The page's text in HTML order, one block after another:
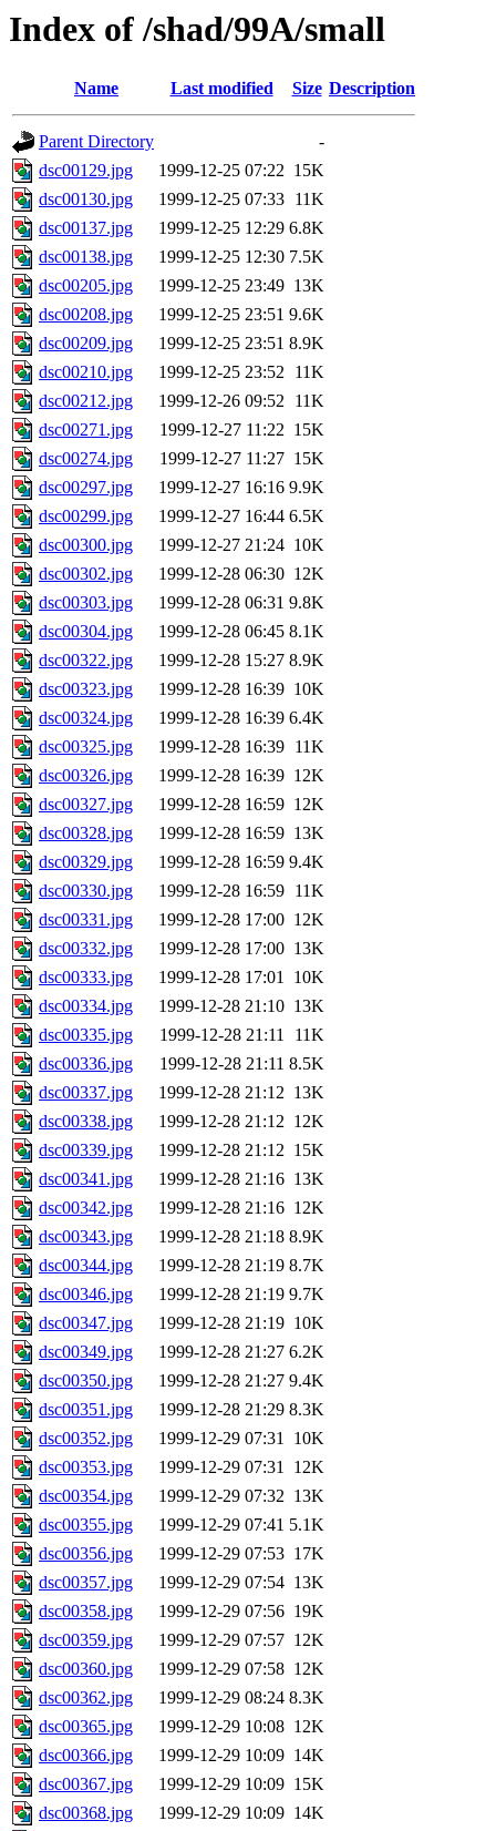
Index of /shad/99A/small
Name Last modified Size Description
Parent Directory
-
dsc00129.jpg
1999-12-25 07:22 15K
dsc00130.jpg
1999-12-25 07:33 11K
dsc00137.jpg
1999-12-25 12:29 6.8K
dsc00138.jpg
1999-12-25 12:30 7.5K
dsc00205.jpg
1999-12-25 23:49 13K
dsc00208.jpg
1999-12-25 23:51 9.6K
dsc00209.jpg
1999-12-25 23:51 8.9K
dsc00210.jpg
1999-12-25 23:52 11K
dsc00212.jpg
1999-12-26 09:52 11K
dsc00271.jpg
1999-12-27 11:22 15K
dsc00274.jpg
1999-12-27 11:27 15K
dsc00297.jpg
1999-12-27 16:16 9.9K
dsc00299.jpg
1999-12-27 16:44 6.5K
dsc00300.jpg
1999-12-27 21:24 10K
dsc00302.jpg
1999-12-28 06:30 12K
dsc00303.jpg
1999-12-28 06:31 9.8K
dsc00304.jpg
1999-12-28 06:45 8.1K
dsc00322.jpg
1999-12-28 15:27 8.9K
dsc00323.jpg
1999-12-28 16:39 10K
dsc00324.jpg
1999-12-28 16:39 6.4K
dsc00325.jpg
1999-12-28 16:39 11K
dsc00326.jpg
1999-12-28 16:39 12K
dsc00327.jpg
1999-12-28 16:59 12K
dsc00328.jpg
1999-12-28 16:59 13K
dsc00329.jpg
1999-12-28 16:59 9.4K
dsc00330.jpg
1999-12-28 16:59 11K
dsc00331.jpg
1999-12-28 17:00 12K
dsc00332.jpg
1999-12-28 17:00 13K
dsc00333.jpg
1999-12-28 17:01 10K
dsc00334.jpg
1999-12-28 21:10 13K
dsc00335.jpg
1999-12-28 21:11
11K
dsc00336.jpg
1999-12-28 21:11 8.5K
dsc00337.jpg
1999-12-28 21:12 13K
dsc00338.jpg
1999-12-28 21:12 12K
dsc00339.jpg
1999-12-28 21:12 15K
dsc00341.jpg
1999-12-28 21:16 13K
dsc00342.jpg
1999-12-28 21:16 12K
dsc00343.jpg
1999-12-28 21:18 8.9K
dsc00344.jpg
1999-12-28 21:19 8.7K
dsc00346.jpg
1999-12-28 21:19 9.7K
dsc00347.jpg
1999-12-28 21:19 10K
dsc00349.jpg
1999-12-28 21:27 6.2K
dsc00350.jpg
1999-12-28 21:27 9.4K
dsc00351.jpg
1999-12-28 21:29 8.3K
dsc00352.jpg
1999-12-29 07:31 10K
dsc00353.jpg
1999-12-29 07:31 12K
dsc00354.jpg
1999-12-29 07:32 13K
dsc00355.jpg
1999-12-29 07:41 5.1K
dsc00356.jpg
1999-12-29 07:53 17K
dsc00357.jpg
1999-12-29 07:54 13K
dsc00358.jpg
1999-12-29 07:56 19K
dsc00359.jpg
1999-12-29 07:57 12K
dsc00360.jpg
1999-12-29 07:58 12K
dsc00362.jpg
1999-12-29 08:24 8.3K
dsc00365.jpg
1999-12-29 10:08 12K
dsc00366.jpg
1999-12-29 10:09 14K
dsc00367.jpg
1999-12-29 10:09 15K
dsc00368.jpg
1999-12-29 10:09 14K